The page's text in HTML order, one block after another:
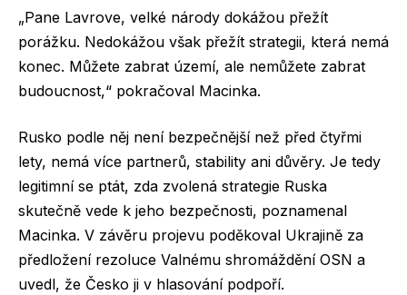
„Pane Lavrove, velké národy dokážou přežít
porážku. Nedokážou však přežít strategii, která nemá
konec. Můžete zabrat území, ale nemůžete zabrat
budoucnost,“ pokračoval Macinka.
Rusko podle něj není bezpečnější než před čtyřmi
lety, nemá více partnerů, stability ani důvěry. Je tedy
legitimní se ptát, zda zvolená strategie Ruska
skutečně vede k jeho bezpečnosti, poznamenal
Macinka. V závěru projevu poděkoval Ukrajině za
předložení rezoluce Valnému shromáždění OSN a
uvedl, že Česko ji v hlasování podpoří.